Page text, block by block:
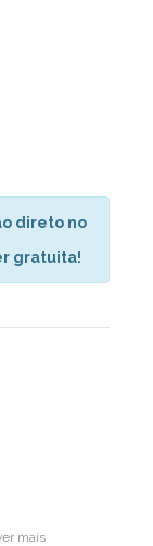
direto no
gratuita!
mais